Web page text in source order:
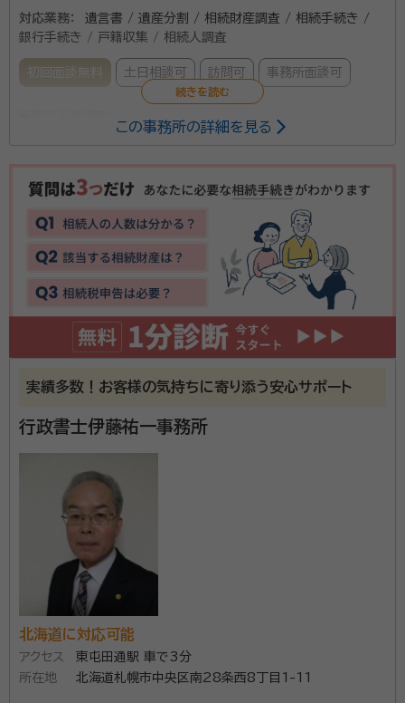
対応業務：
遺言書 / 遺産分割 / 相続財産調査 / 相続手続き /
銀行手続き / 戸籍収集 / 相続人調査
初回面談無料 土日相談可 訪問可 事務所面談可
札幌市内・小樽エリアを中心に、相続手続き・遺言書作成
のご相談を承っています。平日夜間や土日のご相談も対
応可能です。 また、ご相談内容によりましては、弁護士・
司法書士をご紹介することも可能です。まずは、お気軽
にご相談ください。
資格等：行政書士
北海道行政書士会
この事務所の詳細を見る
実績多数！お客様の気持ちに寄り添う安心サポート
行政書士伊藤祐一事務所
北海道に対応可能
アクセス
東屯田通駅 車で3分
所在地
北海道札幌市中央区南28条西8丁目1-11